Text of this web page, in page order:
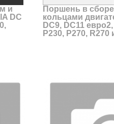
и
DC
Поршень в
кольцами
DC9, DC11
P230, P270, R270